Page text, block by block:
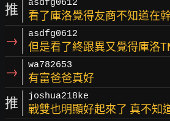
推 asdfg0612
看了庫洛覺得友商不知道在
→ asdfg0612
但是看了終跟異又覺得庫洛
→ wa782653
有富爸爸真好
推 joshua218ke
戰雙也明顯好起來了 真不知